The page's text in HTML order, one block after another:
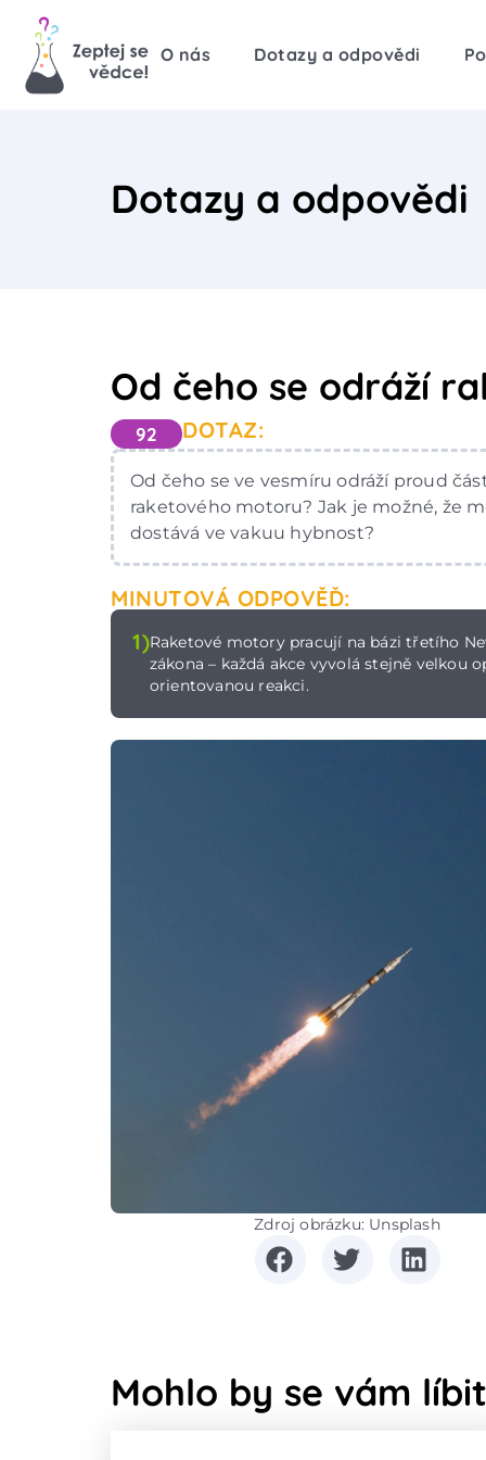
O nás Dotazy a odpovědi
Dotazy a odpovědi
Od čeho se odráží
92 DOTAZ:
Od čeho se ve vesmíru odráží proud
raketového motoru? Jak je možné, že
dostává ve vakuu hybnost?
MINUTOVÁ ODPOVĚĎ:
1)Raketové motory pracují na bázi třetího
zákona – každá akce vyvolá stejně velkou
orientovanou reakci.
Zdroj obrázku: Unsplash
Mohlo by se vám